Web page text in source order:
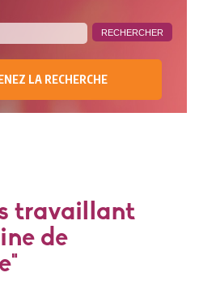
LA RECHERCHE
travaillant
de